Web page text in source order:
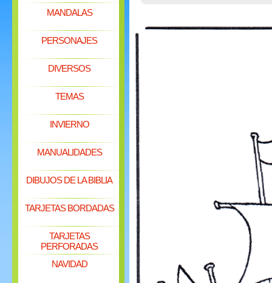
MANDALAS
PERSONAJES
DIVERSOS
TEMAS
INVIERNO
MANUALIDADES
DIBUJOS DE LA BIBLIA
TARJETAS BORDADAS
TARJETAS
PERFORADAS
NAVIDAD